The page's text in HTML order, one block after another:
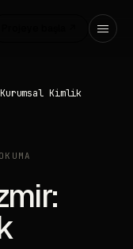
Kimlik